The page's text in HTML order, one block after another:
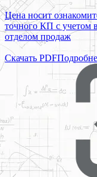
Цена носит
точного КП с учетом
отделом продаж
Скачать PDF